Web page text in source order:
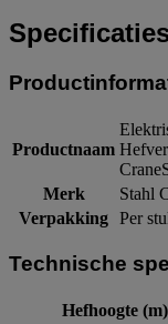
Productnaam
Merk
Stahl
Verpakking Per
Technische
Hefhoogte (m)